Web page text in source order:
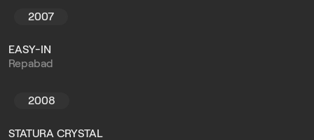
2007
EASY-IN
Repabad
2008
STATURA CRYSTAL